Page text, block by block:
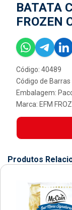
BATATA
FROZEN
Código: 40489
Código de
Embalagem:
Marca: EFM
Produtos